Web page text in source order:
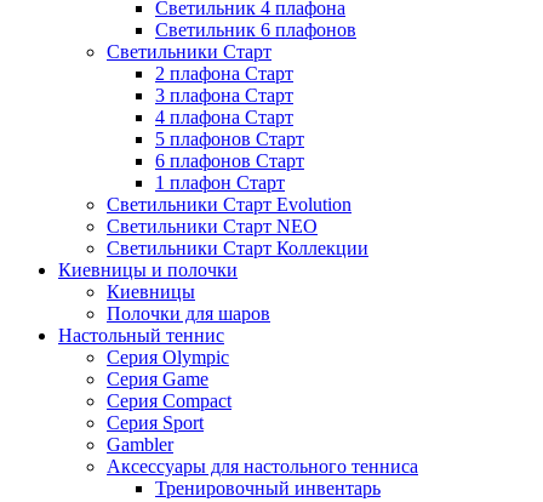
Светильник 4 плафона
Светильник 6 плафонов
Светильники Старт
2 плафона Старт
3 плафона Старт
4 плафона Старт
5 плафонов Старт
6 плафонов Старт
1 плафон Старт
Светильники Старт Evolution
Светильники Старт NEO
Светильники Старт Коллекции
Киевницы и полочки
Киевницы
Полочки для шаров
Настольный теннис
Серия Olympic
Серия Game
Серия Compact
Серия Sport
Gambler
Аксессуары для настольного тенниса
Тренировочный инвентарь